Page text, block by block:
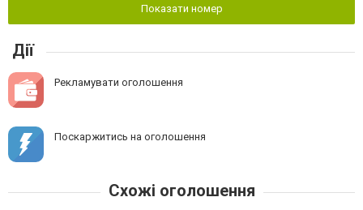
Показати номер
Дії
Рекламувати оголошення
Поскаржитись на оголошення
Схожі оголошення